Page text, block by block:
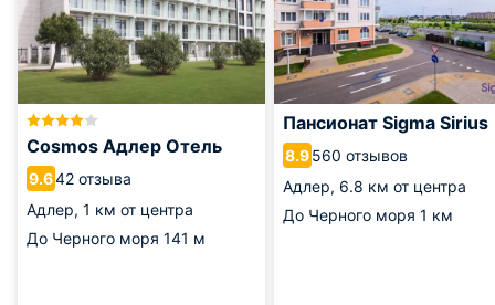
Cosmos Адлер Отель
9.642 отзыва
Адлер, 1 км от центра
До Черного моря 141 м
Пансионат Sigma Sirius
8.9560 отзывов
Адлер, 6.8 км от центра
До Черного моря 1 км